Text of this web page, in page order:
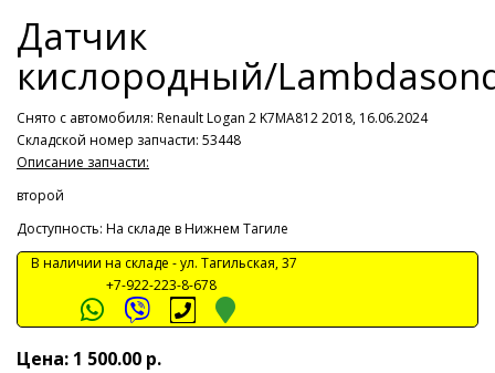
Датчик
кислородный/
Снято с автомобиля: Renault Logan 2 K7MA812 2018, 16.06.2024
Складской номер запчасти: 53448
Описание запчасти:
второй
Доступность: На складе в Нижнем Тагиле
В наличии на складе -ул. Тагильская, 37
+7-922-223-8-678
Цена: 1 500.00 р.